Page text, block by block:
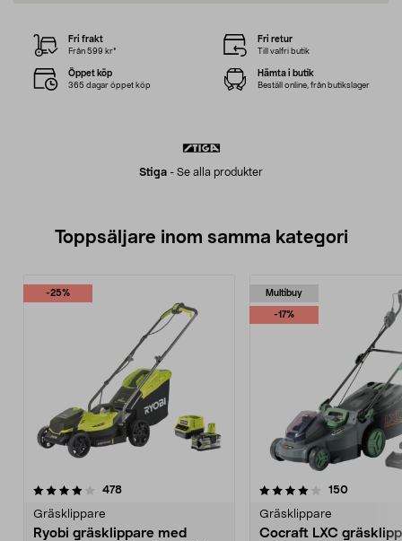
Stiga - Se alla produkter
Fri frakt
Från 599 kr*
Fri retur
Till valfri butik
Öppet köp
365 dagar öppet köp
Hämta i butik
Beställ online, från butikslager
Toppsäljare inom samma kategori
-25%
478recensioner
Gräsklippare
Ryobi gräsklippare med
Multibuy
-17%
4.0 av 5 stjärnor 150
Gräsklippare
Cocraft LXC
4.5 av 5 stjärnor